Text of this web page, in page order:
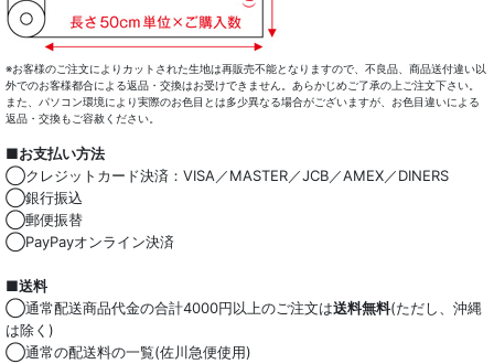
※お客様のご注文によりカットされた生地は再販売不能となりますので、不良品、商品送付違い以
外でのお客様都合による返品・交換はお受けできません。あらかじめご了承の上ご注文下さい。
また、パソコン環境により実際のお色目とは多少異なる場合がございますが、お色目違いによる
返品・交換もご容赦ください。
■お支払い方法
◯クレジットカード決済：VISA／MASTER／JCB／AMEX／DINERS
◯銀行振込
◯郵便振替
◯PayPayオンライン決済
■送料
◯通常配送商品代金の合計4000円以上のご注文は送料無料(ただし、沖縄
は除く)
◯通常の配送料の一覧(佐川急便使用)